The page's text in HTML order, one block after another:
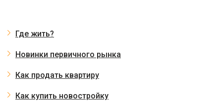
Где жить?
Новинки первичного рынка
Как продать квартиру
Как купить новостройку